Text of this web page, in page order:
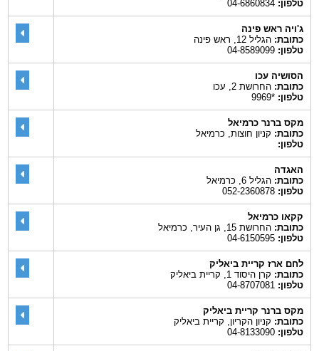
טלפון:04-6860834
ג'ויה ראש פינה
כתובת:הגליל 12, ראש פינה
טלפון:04-8589099
הסושיה עכו
כתובת:החרושת 2, עכו
טלפון:*9969
מקס ברנר כרמיאל
כתובת:קניון חוצות, כרמיאל
טלפון:
האגדה
כתובת:הגליל 6, כרמיאל
טלפון:052-2360878
קקאו כרמיאל
כתובת:החרושת 15, גן העיר, כרמיאל
טלפון:04-6150595
לחם ארז קריית ביאליק
כתובת:קרן היסוד 1, קריית ביאליק
טלפון:04-8707081
מקס ברנר קריית ביאליק
כתובת:קניון הקריון, קריית ביאליק
טלפון:04-8133090